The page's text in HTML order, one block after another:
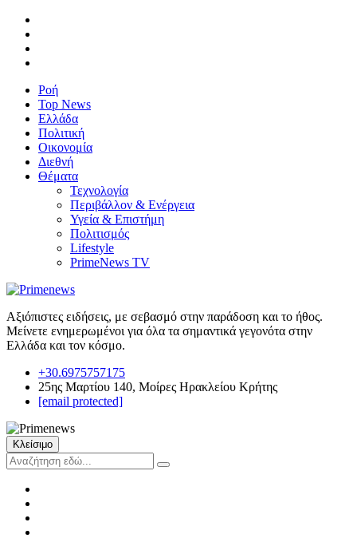
Ροή
Top News
Ελλάδα
Πολιτική
Οικονομία
Διεθνή
Θέματα
Τεχνολογία
Περιβάλλον & Ενέργεια
Υγεία & Επιστήμη
Πολιτισμός
Lifestyle
PrimeNews TV
Αξιόπιστες ειδήσεις, με σεβασμό στην παράδοση και το ήθος.
Μείνετε ενημερωμένοι για όλα τα σημαντικά γεγονότα στην
Ελλάδα και τον κόσμο.
+30.6975757175
25ης Μαρτίου 140, Μοίρες Ηρακλείου Κρήτης
[email protected]
Κλείσιμο